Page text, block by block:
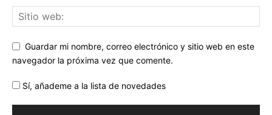
Guardar mi nombre, correo electrónico y sitio web en este
navegador la próxima vez que comente.
Sí, añademe a la lista de novedades